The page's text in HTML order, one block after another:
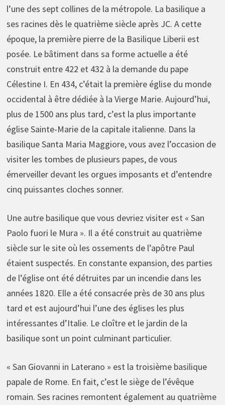
l’une des sept collines de la métropole. La basilique a
ses racines dès le quatrième siècle après JC. A cette
époque, la première pierre de la Basilique Liberii est
posée. Le bâtiment dans sa forme actuelle a été
construit entre 422 et 432 à la demande du pape
Célestine I. En 434, c’était la première église du monde
occidental à être dédiée à la Vierge Marie. Aujourd’hui,
plus de 1500 ans plus tard, c’est la plus importante
église Sainte-Marie de la capitale italienne. Dans la
basilique Santa Maria Maggiore, vous avez l’occasion de
visiter les tombes de plusieurs papes, de vous
émerveiller devant les orgues imposants et d’entendre
cinq puissantes cloches sonner.
Une autre basilique que vous devriez visiter est « San
Paolo fuori le Mura ». Il a été construit au quatrième
siècle sur le site où les ossements de l’apôtre Paul
étaient suspectés. En constante expansion, des parties
de l’église ont été détruites par un incendie dans les
années 1820. Elle a été consacrée près de 30 ans plus
tard et est aujourd’hui l’une des églises les plus
intéressantes d’Italie. Le cloître et le jardin de la
basilique sont un point culminant particulier.
« San Giovanni in Laterano » est la troisième basilique
papale de Rome. En fait, c’est le siège de l’évêque
romain. Ses racines remontent également au quatrième